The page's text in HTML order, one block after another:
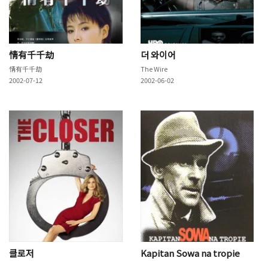
情有千千劫
情有千千劫
2002-07-12
더 와이어
The Wire
2002-06-02
클로저 Kapitan Sowa na tropie